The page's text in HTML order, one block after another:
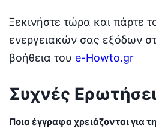
Ξεκινήστε τώρα και πάρτε
ενεργειακών σας εξόδων
βοήθεια του e-Howto.gr
Συχνές
Ποια έγγραφα χρειάζονται για